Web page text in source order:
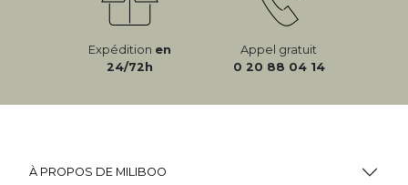
Expédition en
24/72h
Appel gratuit
0 20 88 04 14
À PROPOS DE MILIBOO